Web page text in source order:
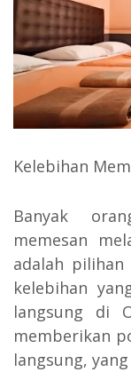
Kelebihan
Banyak
memesan
adalah
kelebihan
langsung di
memberikan
langsung,